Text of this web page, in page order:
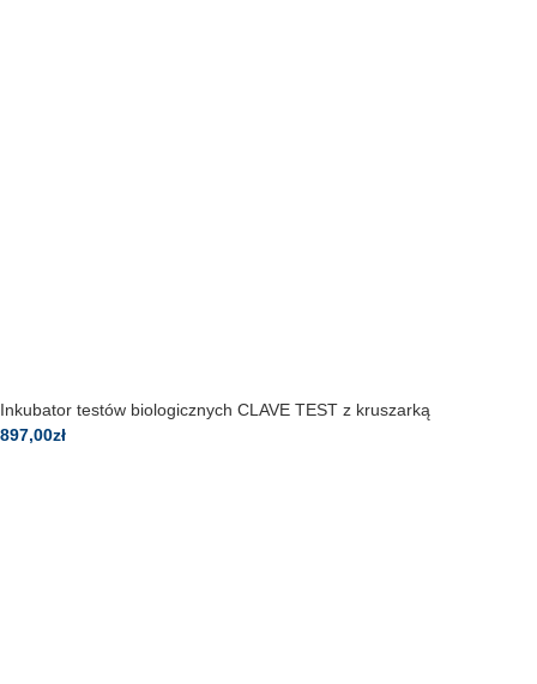
Inkubator testów biologicznych CLAVE TEST z kruszarką
897,00zł